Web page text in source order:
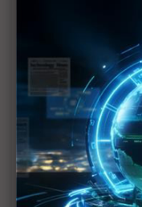
安控、AI影像分析
廠監控新紀元
杜絕人工作業缺失
環節
UR協作機器人10
泓格祭出800種